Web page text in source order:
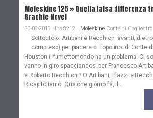
Moleskine 125 » Quella falsa differenza
Graphic Novel
30-08-2019 Hits:8212 Moleskine Conte di Cagliostro
Sottotitolo: Artibani e Recchioni avanti,
compreso) per piacere di Topolino. di Conte
Houston il fumettomondo ha un problema. Ci
vanno in giro spacciandosi per Francesco
e Roberto Recchioni? O Artibani, Plazzi e
Ricapitoliamo. Qualche giorno fa, il...